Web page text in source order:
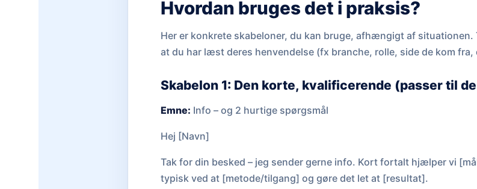
Hvordan bruges det i praksis?
Her er konkrete skabeloner, du kan bruge, afhængigt af situationen.
at du har læst deres henvendelse (fx branche, rolle, side de kom
Skabelon 1: Den korte, kvalificerende (passer til
Emne: Info – og 2 hurtige spørgsmål
Hej [Navn]
Tak for din besked – jeg sender gerne info. Kort fortalt hjælper vi
typisk ved at [metode/tilgang] og gøre det let at [resultat].